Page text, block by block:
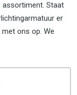
assortiment. Staat
er
ons op. We